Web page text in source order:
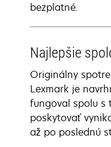
bezplatné.
Najlepšie
Originálny
Lexmark je
fungoval spolu s
poskytovať
až po poslednú